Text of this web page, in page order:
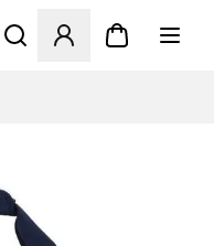
Åbner en Modal til at